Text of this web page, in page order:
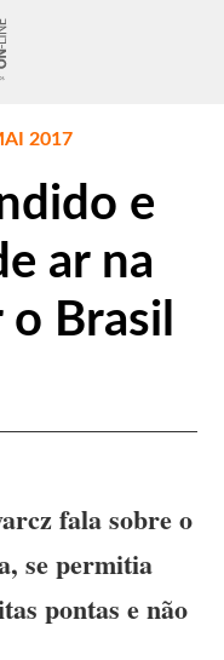
2017
e
ar na
Brasil
fala sobre o
se permitia
pontas e não